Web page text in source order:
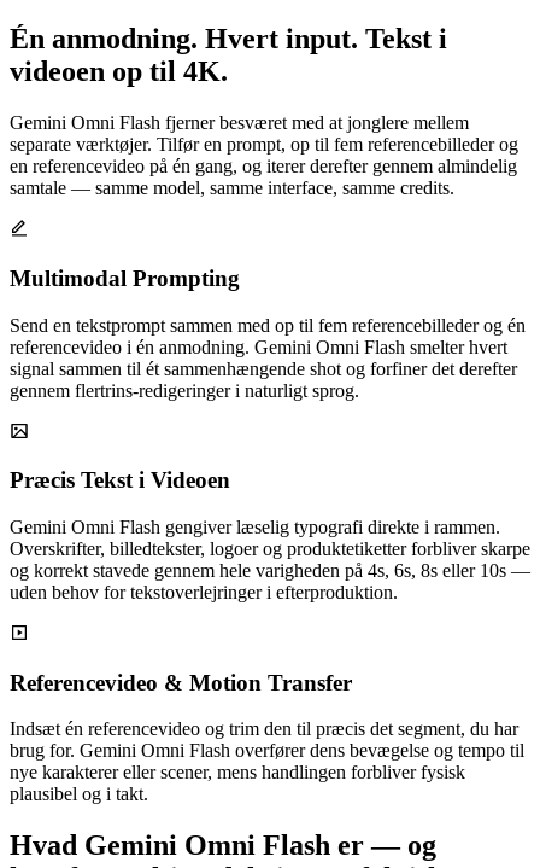
Én anmodning. Hvert input. Tekst i
videoen op til 4K.
Gemini Omni Flash fjerner besværet med at jonglere mellem
separate værktøjer. Tilfør en prompt, op til fem referencebilleder og
en referencevideo på én gang, og iterer derefter gennem almindelig
samtale — samme model, samme interface, samme credits.
Multimodal Prompting
Send en tekstprompt sammen med op til fem referencebilleder og én
referencevideo i én anmodning. Gemini Omni Flash smelter hvert
signal sammen til ét sammenhængende shot og forfiner det derefter
gennem flertrins-redigeringer i naturligt sprog.
Præcis Tekst i Videoen
Gemini Omni Flash gengiver læselig typografi direkte i rammen.
Overskrifter, billedtekster, logoer og produktetiketter forbliver skarpe
og korrekt stavede gennem hele varigheden på 4s, 6s, 8s eller 10s —
uden behov for tekstoverlejringer i efterproduktion.
Referencevideo & Motion Transfer
Indsæt én referencevideo og trim den til præcis det segment, du har
brug for. Gemini Omni Flash overfører dens bevægelse og tempo til
nye karakterer eller scener, mens handlingen forbliver fysisk
plausibel og i takt.
Hvad Gemini Omni Flash er — og